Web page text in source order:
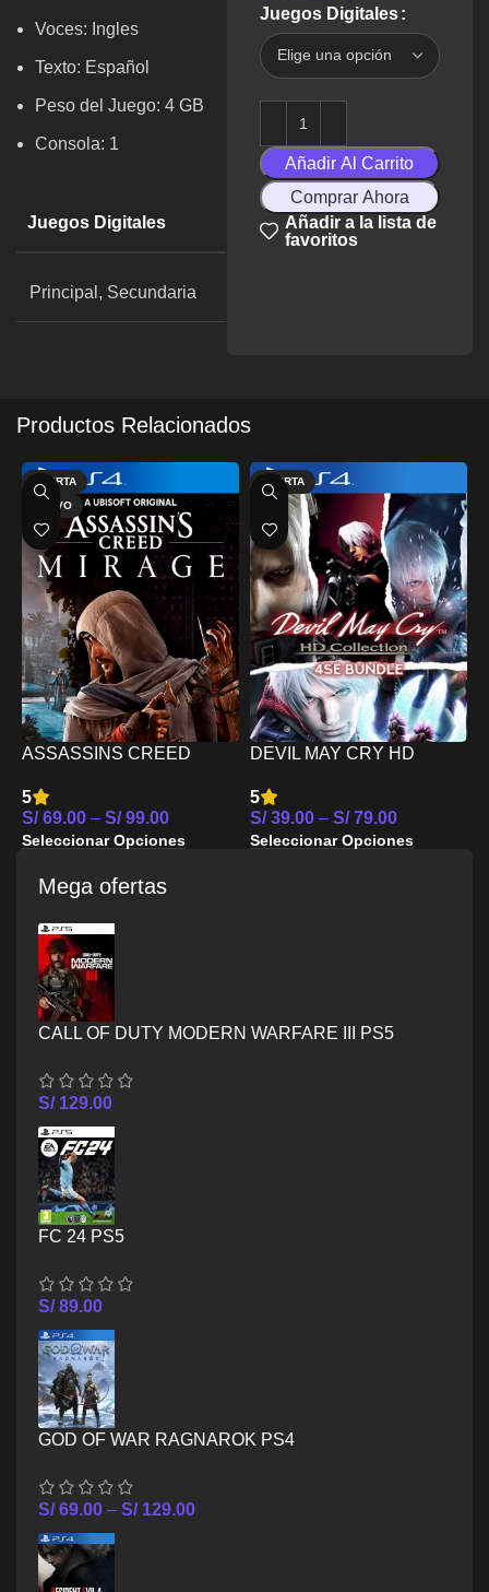
Voces: Ingles
Texto: Español
Peso del Juego: 4 GB
Consola: 1
Juegos Digitales
Principal, Secundaria
Juegos Digitales
Añadir Al Carrito
Comprar Ahora
Añadir a la lista de
favoritos
Productos Relacionados
OFERTA
NUEVO
ASSASSINS CREED
5
S/69.00 – S/99.00
Seleccionar Opciones
OFERTA
DEVIL MAY CRY HD
BUNDLE PS4
5
S/39.00 – S/79.00
Seleccionar Opciones
Mega ofertas
CALL OF DUTY MODERN WARFARE III PS5
S/129.00
FC 24 PS5
S/89.00
GOD OF WAR RAGNAROK PS4
S/69.00 – S/129.00